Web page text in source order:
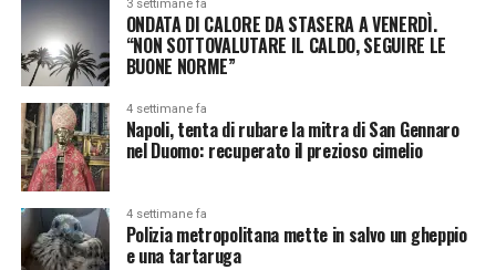
3 settimane fa
ONDATA DI CALORE DA STASERA A VENERDÌ.
“NON SOTTOVALUTARE IL CALDO, SEGUIRE LE
BUONE NORME”
4 settimane fa
Napoli, tenta di rubare la mitra di San Gennaro
nel Duomo: recuperato il prezioso cimelio
4 settimane fa
Polizia metropolitana mette in salvo un gheppio
e una tartaruga